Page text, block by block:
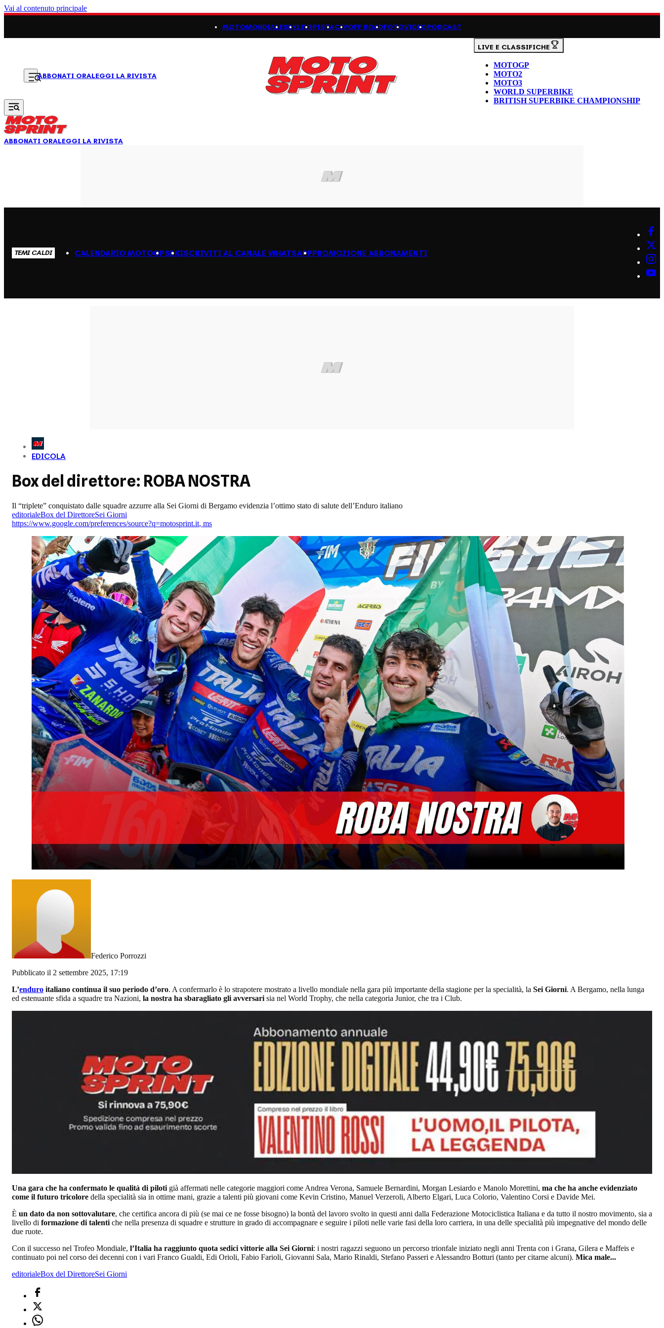
Vai al contenuto principale
MOTOMONDIALESBKLIVEPISTACIVOFF ROADFOTOVIDEOPODCAST
ABBONATI ORALEGGI LA RIVISTA
LIVE E CLASSIFICHE
MOTOGP
MOTO2
MOTO3
WORLD SUPERBIKE
BRITISH SUPERBIKE CHAMPIONSHIP
ABBONATI ORALEGGI LA RIVISTA
TEMI CALDI CALENDARIO MOTOGPSBKISCRIVITI AL CANALE WHATSAPPPROMOZIONE ABBONAMENTI
EDICOLA
Box del direttore: ROBA NOSTRA
Il “triplete” conquistato dalle squadre azzurre alla Sei Giorni di Bergamo evidenzia l’ottimo stato di salute dell’Enduro italiano
editorialeBox del DirettoreSei Giorni
https://www.google.com/preferences/source?q=motosprint.it, ms
Federico Porrozzi
Pubblicato il 2 settembre 2025, 17:19
L’enduro italiano continua il suo periodo d’oro. A confermarlo è lo strapotere mostrato a livello mondiale nella gara più importante della stagione per la specialità, la Sei Giorni. A Bergamo, nella lunga
ed estenuante sfida a squadre tra Nazioni, la nostra ha sbaragliato gli avversari sia nel World Trophy, che nella categoria Junior, che tra i Club.
Una gara che ha confermato le qualità di piloti già affermati nelle categorie maggiori come Andrea Verona, Samuele Bernardini, Morgan Lesiardo e Manolo Morettini, ma che ha anche evidenziato
come il futuro tricolore della specialità sia in ottime mani, grazie a talenti più giovani come Kevin Cristino, Manuel Verzeroli, Alberto Elgari, Luca Colorio, Valentino Corsi e Davide Mei.
È un dato da non sottovalutare, che certifica ancora di più (se mai ce ne fosse bisogno) la bontà del lavoro svolto in questi anni dalla Federazione Motociclistica Italiana e da tutto il nostro movimento, sia a
livello di formazione di talenti che nella presenza di squadre e strutture in grado di accompagnare e seguire i piloti nelle varie fasi della loro carriera, in una delle specialità più impegnative del mondo delle
due ruote.
Con il successo nel Trofeo Mondiale, l’Italia ha raggiunto quota sedici vittorie alla Sei Giorni: i nostri ragazzi seguono un percorso trionfale iniziato negli anni Trenta con i Grana, Gilera e Maffeis e
continuato poi nel corso dei decenni con i vari Franco Gualdi, Edi Orioli, Fabio Farioli, Giovanni Sala, Mario Rinaldi, Stefano Passeri e Alessandro Botturi (tanto per citarne alcuni). Mica male...
editorialeBox del DirettoreSei Giorni